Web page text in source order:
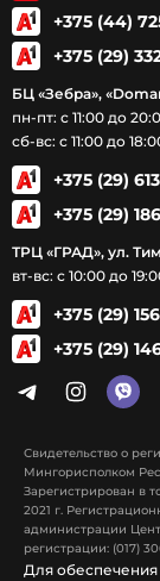
+375 (44)
+375 (29)
БЦ «Зебра»,
пн-пт: с 11:00 до
сб-вс: с 11:00 до
+375 (29)
+375 (29)
ТРЦ «ГРАД», ул.
вт-вс: с 10:00 до
+375 (29)
+375 (29)
Свидетельство о
Мингорисполком
Зарегистрирован в
2021 г.
администрации
регистрации: (017)
Для обеспечения